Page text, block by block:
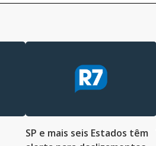
SP e mais seis Estados têm